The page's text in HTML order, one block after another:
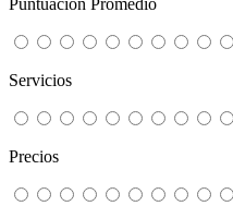
Puntuación Promedio
Servicios
Precios